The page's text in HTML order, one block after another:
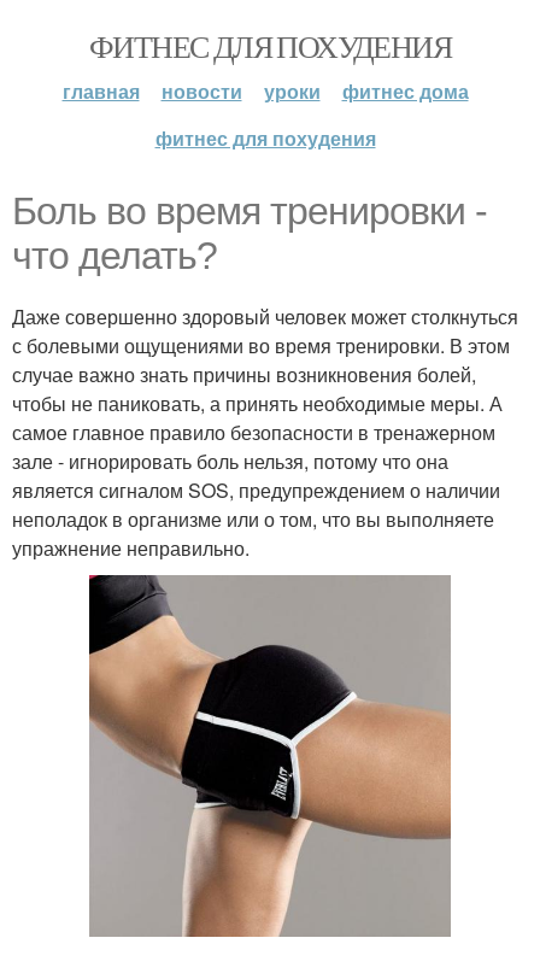
ФИТНЕС ДЛЯ ПОХУДЕНИЯ
главная новости уроки
фитнес дома
фитнес для похудения
Боль во время тренировки -
что делать?
Даже совершенно здоровый человек может столкнуться
с болевыми ощущениями во время тренировки. В этом
случае важно знать причины возникновения болей,
чтобы не паниковать, а принять необходимые меры. А
самое главное правило безопасности в тренажерном
зале - игнорировать боль нельзя, потому что она
является сигналом SOS, предупреждением о наличии
неполадок в организме или о том, что вы выполняете
упражнение неправильно.